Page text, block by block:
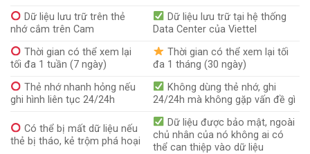
Dữ liệu lưu trữ trên thẻ
nhớ cắm trên Cam
Dữ liệu lưu trữ tại hệ thống
Data Center của Viettel
Thời gian có thể xem lại
tối đa 1 tuần (7 ngày)
Thời gian có thể xem lại tối
đa 1 tháng (30 ngày)
Thẻ nhớ nhanh hỏng nếu
ghi hình liên tục 24/24h
Không dùng thẻ nhớ, ghi
24/24h mà không gặp vấn đề gì
Có thể bị mất dữ liệu nếu
thẻ bị tháo, kẻ trộm phá hoại
Dữ liệu được bảo mật, ngoài
chủ nhân của nó không ai có
thể can thiệp vào dữ liệu